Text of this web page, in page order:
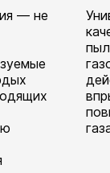
— не